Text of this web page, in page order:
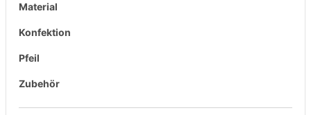
Material
Konfektion
Pfeil
Zubehör